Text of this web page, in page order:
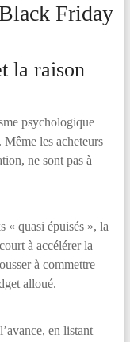
Friday
la raison
psychologique
les acheteurs
ne sont pas à
« quasi épuisés », la
à accélérer la
à commettre
alloué.
en listant